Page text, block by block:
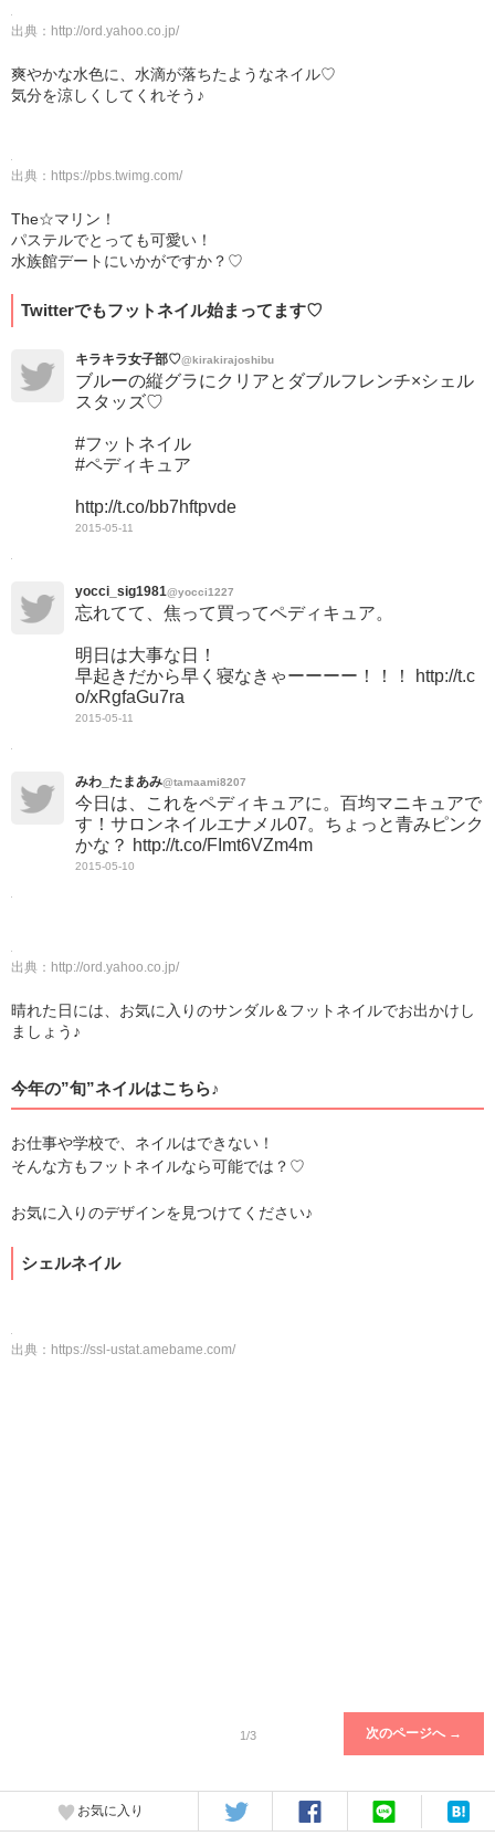
出典： http://ord.yahoo.co.jp/
爽やかな水色に、水滴が落ちたようなネイル♡
気分を涼しくしてくれそう♪
出典： https://pbs.twimg.com/
The☆マリン！
パステルでとっても可愛い！
水族館デートにいかがですか？♡
Twitterでもフットネイル始まってます♡
キラキラ女子部♡@kirakirajoshibu
ブルーの縦グラにクリアとダブルフレンチ×シェル
スタッズ♡
#フットネイル
#ペディキュア
http://t.co/bb7hftpvde
2015-05-11
yocci_sig1981@yocci1227
忘れてて、焦って買ってペディキュア。
明日は大事な日！
早起きだから早く寝なきゃーーーー！！！ http://t.c
o/xRgfaGu7ra
2015-05-11
みわ_たまあみ@tamaami8207
今日は、これをペディキュアに。百均マニキュアで
す！サロンネイルエナメル07。ちょっと青みピンク
かな？ http://t.co/FImt6VZm4m
2015-05-10
出典： http://ord.yahoo.co.jp/
晴れた日には、お気に入りのサンダル＆フットネイルでお出かけし
ましょう♪
今年の”旬”ネイルはこちら♪
お仕事や学校で、ネイルはできない！
そんな方もフットネイルなら可能では？♡
お気に入りのデザインを見つけてください♪
シェルネイル
出典： https://ssl-ustat.amebame.com/
1/3 次のページへ →
お気に入り